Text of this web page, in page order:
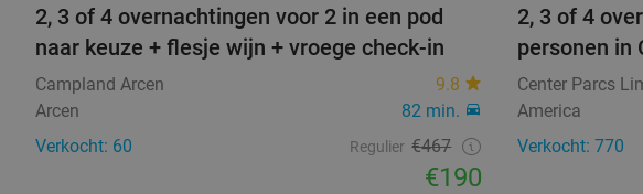
2, 3 of 4 overnachtingen voor 2 in een pod
naar keuze + flesje wijn + vroege check-in
Campland Arcen
9.8
Arcen
82 min.
Verkocht: 60
Regulier €467
€190
2, 3 of 4
personen in
Center Parcs
America
Verkocht: 770